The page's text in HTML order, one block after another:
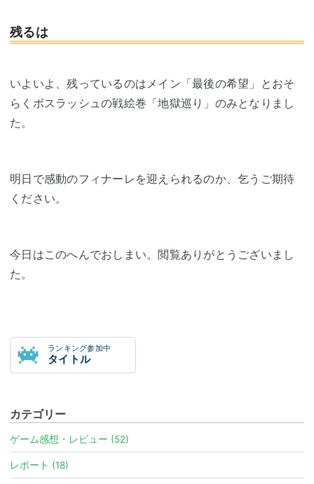
残るは
いよいよ、残っているのはメイン「最後の希望」とおそ
らくボスラッシュの戦絵巻「地獄巡り」のみとなりまし
た。
明日で感動のフィナーレを迎えられるのか、乞うご期待
ください。
今日はこのへんでおしまい。閲覧ありがとうございまし
た。
ランキング参加中
タイトル
カテゴリー
ゲーム感想・レビュー (52)
レポート (18)